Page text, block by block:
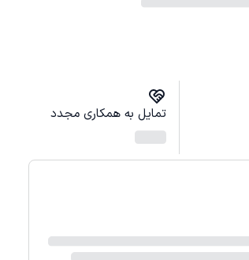
تمایل به همکاری مجدد